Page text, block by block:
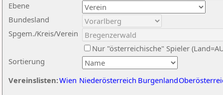
Ebene
Sortierung
Bundesland
Spgem./Kreis/Verein
Nur "österreichische" Spieler
Vereinslisten:Wien Niederösterreich Burgenland